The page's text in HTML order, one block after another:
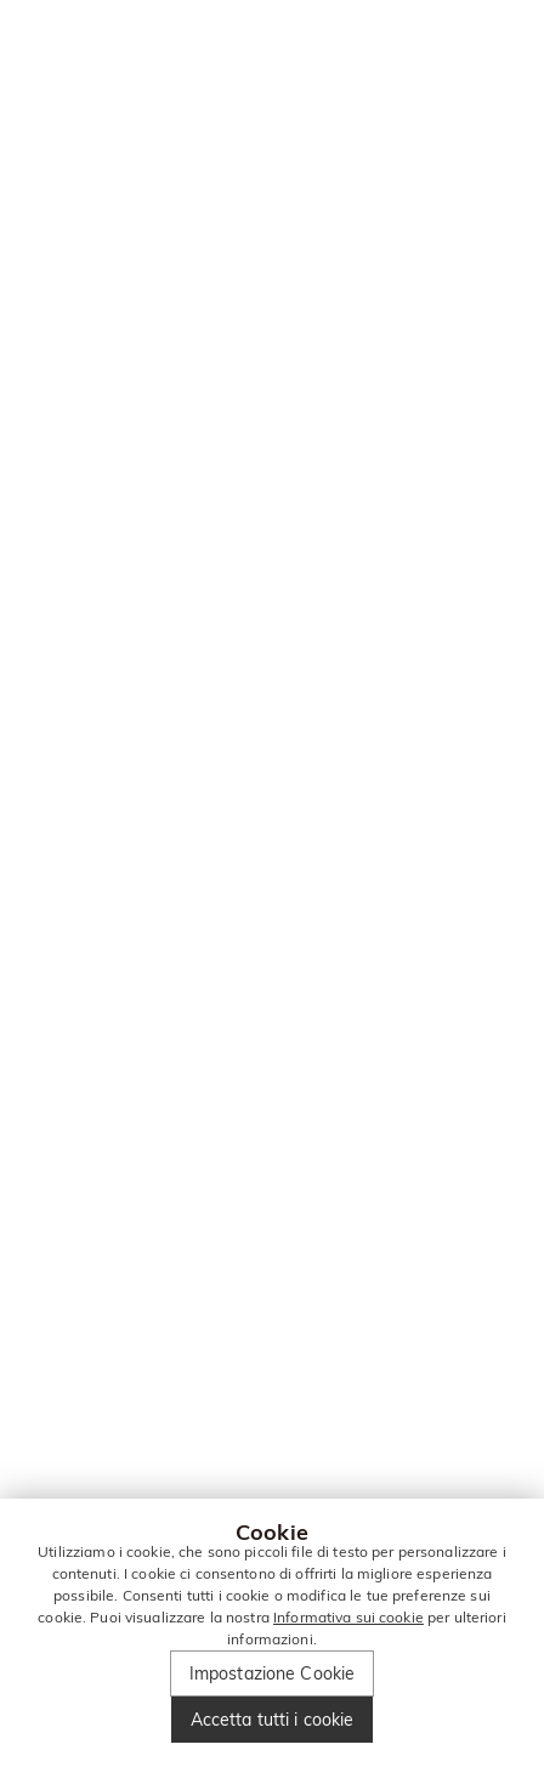
Cookie
Utilizziamo i cookie, che sono piccoli file di testo per personalizzare i
contenuti. I cookie ci consentono di offrirti la migliore esperienza
possibile. Consenti tutti i cookie o modifica le tue preferenze sui
cookie. Puoi visualizzare la nostra Informativa sui cookie per ulteriori
informazioni.
Impostazione Cookie
Accetta tutti i cookie